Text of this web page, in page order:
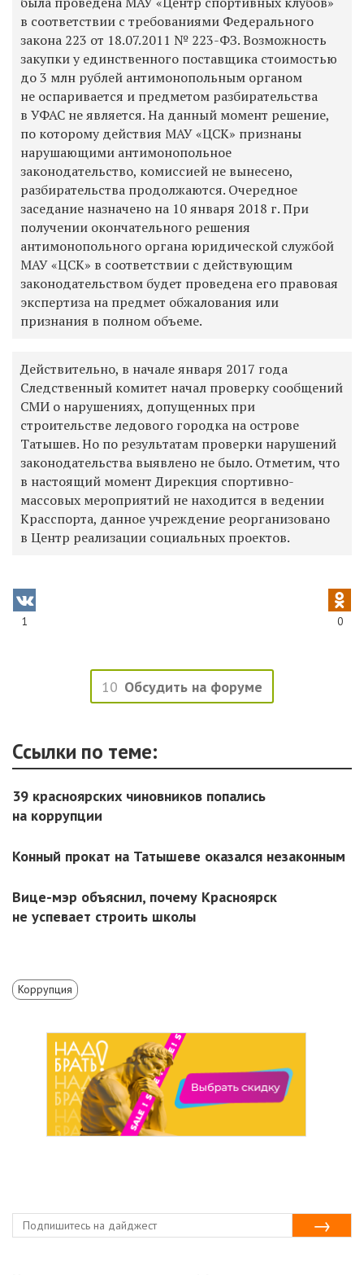
в соответствии с требованиями Федерального
закона 223 от 18.07.2011 № 223-ФЗ. Возможность
закупки у единственного поставщика стоимостью
до 3 млн рублей антимонопольным органом
не оспаривается и предметом разбирательства
в УФАС не является. На данный момент решение,
по которому действия МАУ «ЦСК» признаны
нарушающими антимонопольное
законодательство, комиссией не вынесено,
разбирательства продолжаются. Очередное
заседание назначено на 10 января 2018 г. При
получении окончательного решения
антимонопольного органа юридической службой
МАУ «ЦСК» в соответствии с действующим
законодательством будет проведена его правовая
экспертиза на предмет обжалования или
признания в полном объеме.
Действительно, в начале января 2017 года
Следственный комитет начал проверку сообщений
СМИ о нарушениях, допущенных при
строительстве ледового городка на острове
Татышев. Но по результатам проверки нарушений
законодательства выявлено не было. Отметим, что
в настоящий момент Дирекция спортивно-
массовых мероприятий не находится в ведении
Красспорта, данное учреждение реорганизовано
в Центр реализации социальных проектов.
1 0
10 Обсудить на форуме
Ссылки по теме:
39 красноярских чиновников попались
на коррупции
Конный прокат на Татышеве оказался незаконным
Вице-мэр объяснил, почему Красноярск
не успевает строить школы
Коррупция